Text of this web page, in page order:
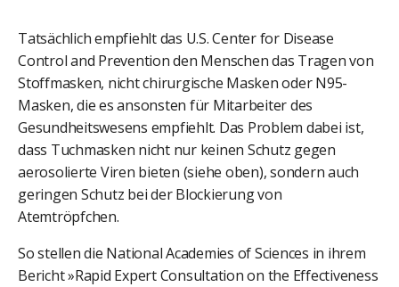
Tatsächlich empfiehlt das U.S. Center for Disease
Control and Prevention den Menschen das Tragen von
Stoffmasken, nicht chirurgische Masken oder N95-
Masken, die es ansonsten für Mitarbeiter des
Gesundheitswesens empfiehlt. Das Problem dabei ist,
dass Tuchmasken nicht nur keinen Schutz gegen
aerosolierte Viren bieten (siehe oben), sondern auch
geringen Schutz bei der Blockierung von
Atemtröpfchen.
So stellen die National Academies of Sciences in ihrem
Bericht »Rapid Expert Consultation on the Effectiveness